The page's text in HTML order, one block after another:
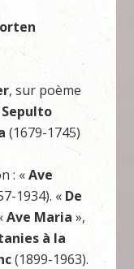
, sur poème
Sepulto
(1679-1745)
: «Ave
1934). « De
Ave Maria »,
à la
(1899-1963).